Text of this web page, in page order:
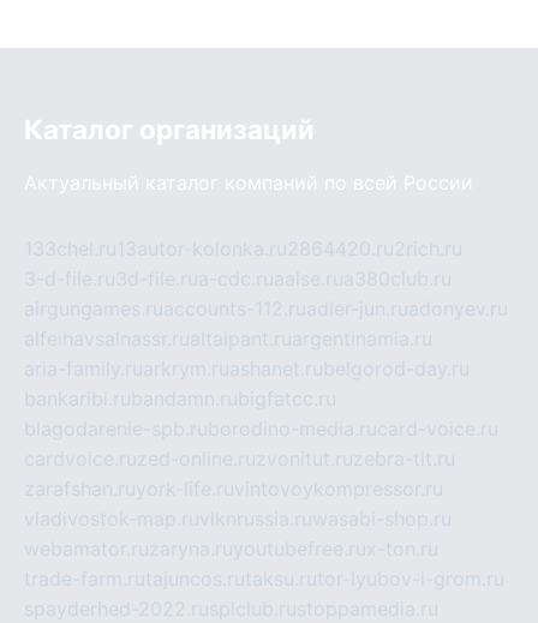
Каталог организаций
Актуальный каталог компаний по всей России
133chel.ru13autor-kolonka.ru2864420.ru2rich.ru
3-d-file.ru3d-file.rua-cdc.ruaalse.rua380club.ru
airgungames.ruaccounts-112.ruadler-jun.ruadonyev.ru
alfeihavsalnassr.rualtaipant.ruargentinamia.ru
aria-family.ruarkrym.ruashanet.rubelgorod-day.ru
bankaribi.rubandamn.rubigfatcc.ru
blagodarenie-spb.ruborodino-media.rucard-voice.ru
cardvoice.ruzed-online.ruzvonitut.ruzebra-tlt.ru
zarafshan.ruyork-life.ruvintovoykompressor.ru
vladivostok-map.ruvlknrussia.ruwasabi-shop.ru
webamator.ruzaryna.ruyoutubefree.rux-ton.ru
trade-farm.rutajuncos.rutaksu.rutor-lyubov-i-grom.ru
spayderhed-2022.rusplclub.rustoppamedia.ru